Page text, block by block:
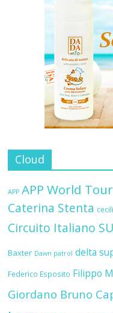
Cloud
APP APP World Tour
Caterina Stenta
Circuito Italiano
Baxter Dawn patrol delta
Federico Esposito Filippo
Giordano Bruno